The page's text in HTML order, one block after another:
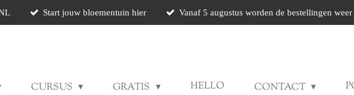
Start jouw bloementuin hier Vanaf 5 augustus worden de bestellingen
CURSUS GRATIS HELLO CONTACT